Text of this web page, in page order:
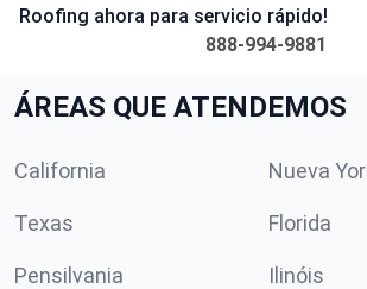
Roofing ahora para servicio rápido!
888-994-9881
ÁREAS QUE ATENDEMOS
California Nueva
Texas Florida
Pensilvania Ilinóis